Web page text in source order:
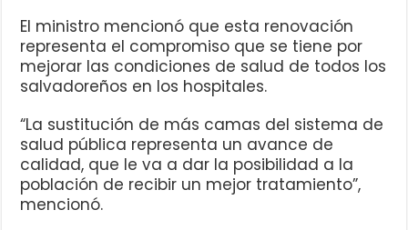
El ministro mencionó que esta renovación
representa el compromiso que se tiene por
mejorar las condiciones de salud de todos los
salvadoreños en los hospitales.
“La sustitución de más camas del sistema de
salud pública representa un avance de
calidad, que le va a dar la posibilidad a la
población de recibir un mejor tratamiento”,
mencionó.